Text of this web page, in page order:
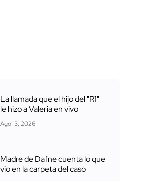
La llamada que el hijo del "R1"
le hizo a Valeria en vivo
Ago. 3, 2026
Madre de Dafne cuenta lo que
vio en la carpeta del caso